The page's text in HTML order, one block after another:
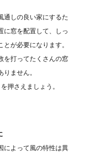
通しの良い家にするた
に窓を配置して、しっ
が必要になります。
を打ってたくさんの窓
ません。
押さえましょう。
によって風の特性は異